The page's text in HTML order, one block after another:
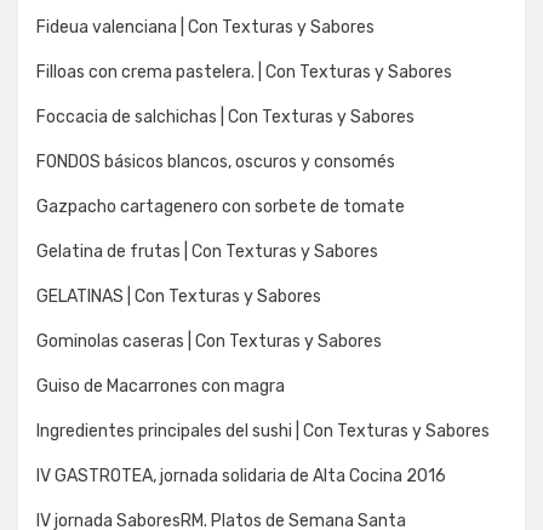
Fideua valenciana | Con Texturas y Sabores
Filloas con crema pastelera. | Con Texturas y Sabores
Foccacia de salchichas | Con Texturas y Sabores
FONDOS básicos blancos, oscuros y consomés
Gazpacho cartagenero con sorbete de tomate
Gelatina de frutas | Con Texturas y Sabores
GELATINAS | Con Texturas y Sabores
Gominolas caseras | Con Texturas y Sabores
Guiso de Macarrones con magra
Ingredientes principales del sushi | Con Texturas y Sabores
IV GASTROTEA, jornada solidaria de Alta Cocina 2016
IV jornada SaboresRM. Platos de Semana Santa